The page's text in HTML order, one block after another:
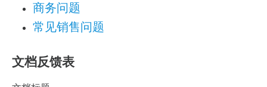
商务问题
常见销售问题
文档反馈表